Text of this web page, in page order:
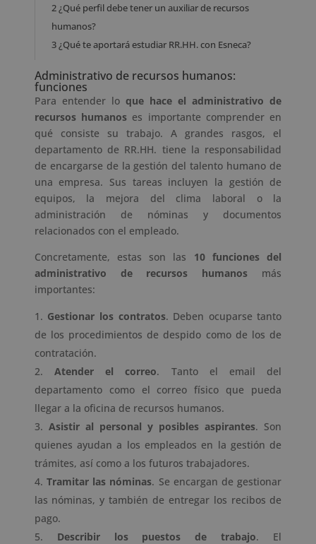
2¿Qué perfil debe tener un auxiliar de recursos
humanos?
3¿Qué te aportará estudiar RR.HH. con Esneca?
Administrativo de recursos humanos:
funciones
Para entender lo que hace el administrativo de
recursos humanoses importante comprender en
qué consiste su trabajo. A grandes rasgos, el
departamento de RR.HH. tiene la responsabilidad
de encargarse de la gestión del talento humano de
una empresa. Sus tareas incluyen la gestión de
equipos, la mejora del clima laboral o la
administración de nóminas y documentos
relacionados con el empleado.
Concretamente, estas son las 10 funciones del
administrativo de recursos humanos más
importantes:
Gestionar los contratos. Deben ocuparse tanto
de los procedimientos de despido como de los de
contratación.
Atender el correo. Tanto el email del
departamento como el correo físico que pueda
llegar a la oficina de recursos humanos.
Asistir al personal y posibles aspirantes. Son
quienes ayudan a los empleados en la gestión de
trámites, así como a los futuros trabajadores.
Tramitar las nóminas. Se encargan de gestionar
las nóminas, y también de entregar los recibos de
pago.
Describir los puestos de trabajo. El